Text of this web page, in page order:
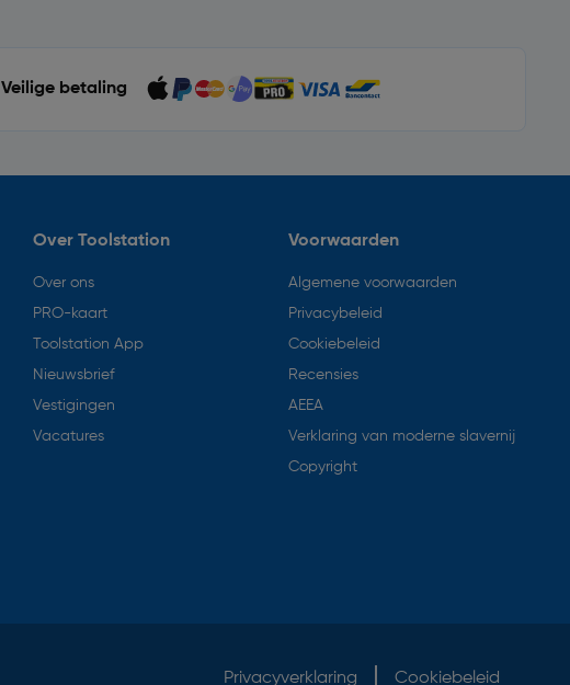
Veilige betaling
Over Toolstation
Over ons
PRO-kaart
Toolstation App
Nieuwsbrief
Vestigingen
Vacatures
Voorwaarden
Algemene voorwaarden
Privacybeleid
Cookiebeleid
Recensies
AEEA
Verklaring van moderne slavernij
Copyright
Privacyverklaring Cookiebeleid